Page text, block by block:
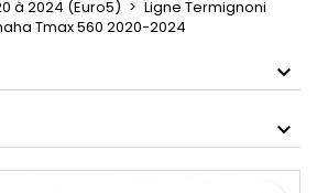
à 2024 (Euro5)
Ligne Termignoni
Tmax 560 2020-2024